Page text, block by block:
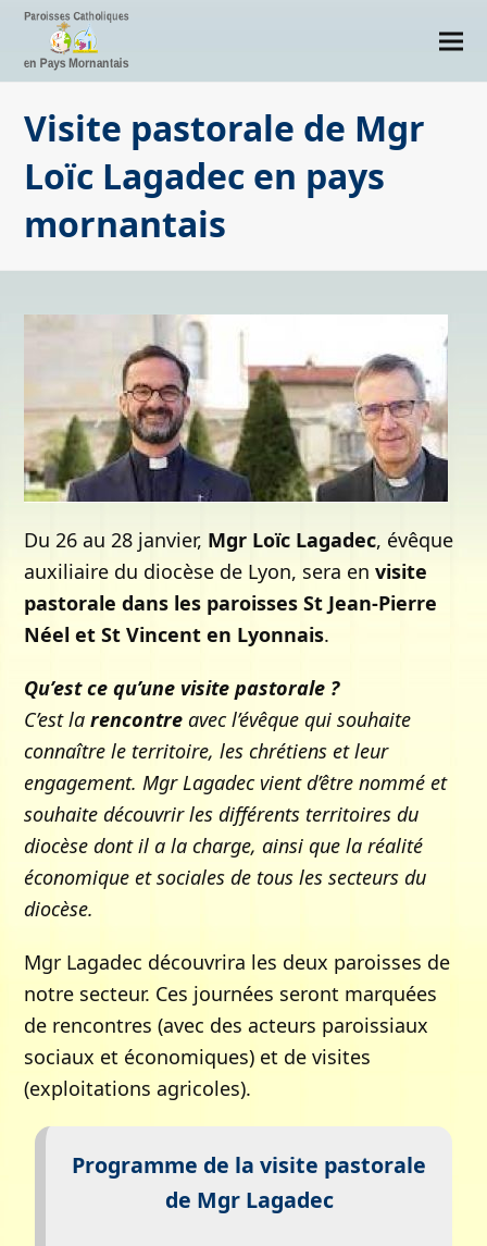
Visite pastorale de Mgr
Loïc Lagadec en pays
mornantais
Du 26 au 28 janvier, Mgr Loïc Lagadec, évêque
auxiliaire du diocèse de Lyon, sera envisite
pastorale dans les paroisses St Jean-Pierre
Néel et St Vincent en Lyonnais.
Qu’est ce qu’une visite pastorale ?
C’est larencontre avec l’évêque qui souhaite
connaître le territoire, les chrétiens et leur
engagement. Mgr Lagadec vient d’être nommé et
souhaite découvrir les différents territoires du
diocèse dont il a la charge, ainsi que la réalité
économique et sociales de tous les secteurs du
diocèse.
Mgr Lagadec découvrira les deux paroisses de
notre secteur. Ces journées seront marquées
de rencontres (avec des acteurs paroissiaux
sociaux et économiques) et de visites
(exploitations agricoles).
Programme de la visite pastorale
de Mgr Lagadec